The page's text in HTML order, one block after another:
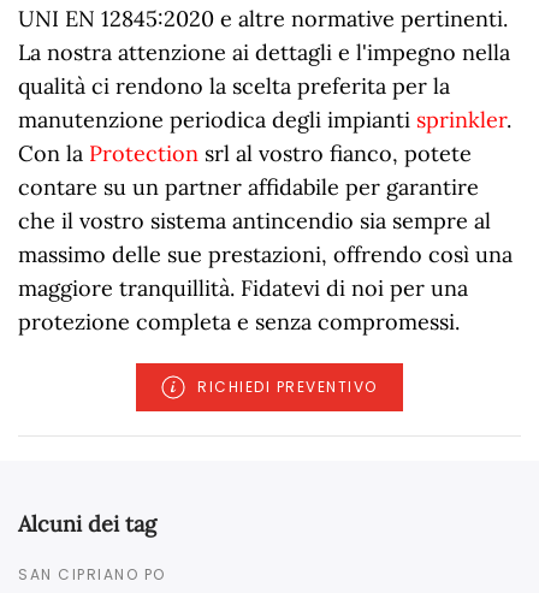
UNI EN 12845:2020 e altre normative pertinenti.
La nostra attenzione ai dettagli e l'impegno nella
qualità ci rendono la scelta preferita per la
manutenzione periodica degli impianti sprinkler.
Con la Protection srl al vostro fianco, potete
contare su un partner affidabile per garantire
che il vostro sistema antincendio sia sempre al
massimo delle sue prestazioni, offrendo così una
maggiore tranquillità. Fidatevi di noi per una
protezione completa e senza compromessi.
RICHIEDI PREVENTIVO
Alcuni dei tag
SAN CIPRIANO PO